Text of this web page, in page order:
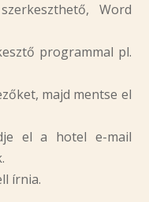
Word
programmal pl.
majd mentse el
el a hotel e-mail
írnia.